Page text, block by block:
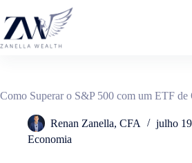
para
conteúdo
Como Superar o S&P 500 com um ETF de
Renan Zanella, CFA
julho
Economia